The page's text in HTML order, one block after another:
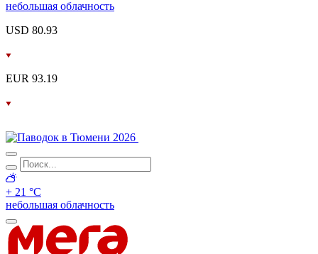
небольшая облачность
USD 80.93
EUR 93.19
+ 21 °С
небольшая облачность